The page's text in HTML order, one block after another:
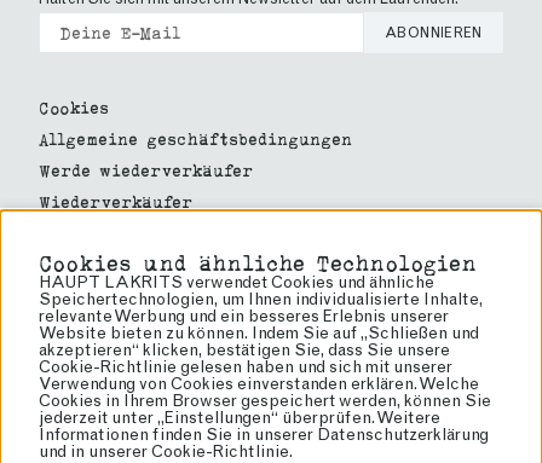
ABONNIEREN
Cookies
Allgemeine geschäftsbedingungen
Werde wiederverkäufer
Wiederverkäufer
Über uns
Haupt Lakrits
Rörvägen 60
136 50 Jordbro
info@lakrits.se
Tel: 08-81 81 00
Org: 556934-4327
Cookies und ähnliche Technologien
HAUPT LAKRITS verwendet Cookies und ähnliche
Speichertechnologien, um Ihnen individualisierte Inhalte,
relevante Werbung und ein besseres Erlebnis unserer
Website bieten zu können. Indem Sie auf „Schließen und
akzeptieren“ klicken, bestätigen Sie, dass Sie unsere
Cookie-Richtlinie gelesen haben und sich mit unserer
Verwendung von Cookies einverstanden erklären. Welche
Cookies in Ihrem Browser gespeichert werden, können Sie
jederzeit unter „Einstellungen“ überprüfen. Weitere
Informationen finden Sie in unserer Datenschutzerklärung
und in unsererCookie-Richtlinie.